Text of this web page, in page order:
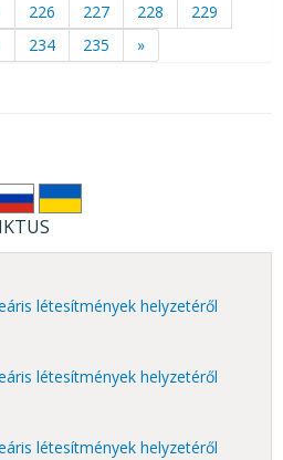
226 227 228
229
234 235 »
létesítmények helyzetéről
létesítmények helyzetéről
létesítmények helyzetéről